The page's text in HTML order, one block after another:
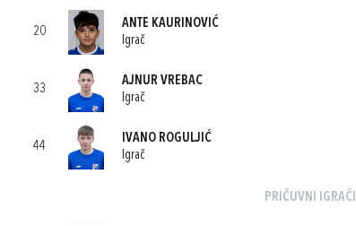
20
ANTE KAURINOVIĆ
Igrač
33
AJNUR VREBAC
Igrač
44
IVANO ROGULJIĆ
Igrač
PRIČUVNI IGRAČI